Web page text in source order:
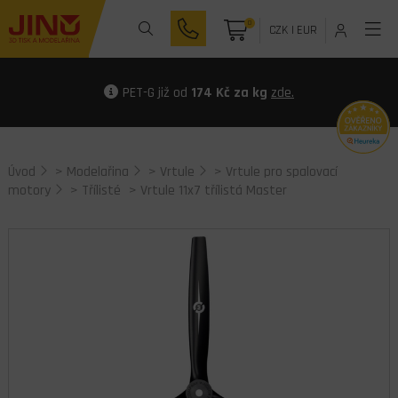
0 CZK| EUR
PET-G již od 174 Kč za kg zde.
Úvod > Modelařina > Vrtule > Vrtule pro spalovací
motory
> Třílisté > Vrtule 11x7 třílistá Master